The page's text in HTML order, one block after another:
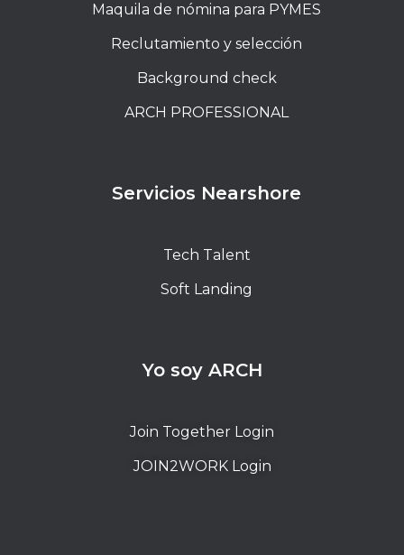
Maquila de nómina para PYMES
Reclutamiento y selección
Background check
ARCH PROFESSIONAL
Servicios Nearshore
Tech Talent
Soft Landing
Yo soy ARCH
Join Together Login
JOIN2WORK Login